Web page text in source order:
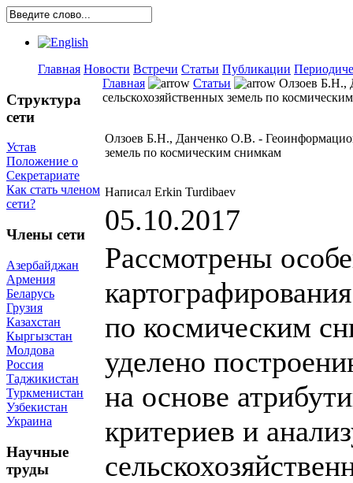
Главная Новости Встречи Статьи Публикации
Структура
сети
Устав
Положение о
Секретариате
Как стать членом
сети?
Члены сети
Азербайджан
Армения
Беларусь
Грузия
Казахстан
Кыргызстан
Молдова
Россия
Таджикистан
Туркменистан
Узбекистан
Украина
Научные
труды
Главная Статьи
Олзоев Б.Н.,
сельскохозяйственных земель по
Олзоев Б.Н., Данченко О.В. -
земель по космическим снимкам
Написал Erkin Turdibaev
05.10.2017
Рассмотрены
по космическим
уделено
на основе
критериев и